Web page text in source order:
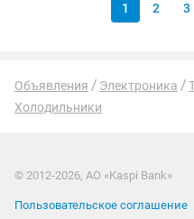
1 2 3
Объявления Электроника
Холодильники
© 2012-2026, АО «Kaspi Bank»
Пользовательское соглашение